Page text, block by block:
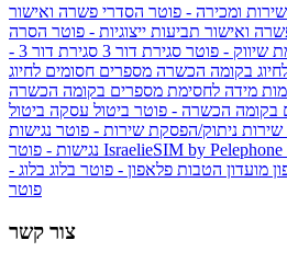
ומכירה - פוטר הסדרי פשרה ואישור
ואישור תביעות ייצוגיות - פוטר הסרה
שיווק - פוטר סגירת דור 3
סגירת דור 3 -
בקומה הכשרה מספרים חסומים לחיוג
מידה לחסימת מספרים בקומה הכשרה
בקומה הכשרה - פוטר ביטול עסקה ביטול
ניתוק/הפסקת שירות - פוטר נגישות
IsraelieSIM by Pelephone
מועדון הטבות פלאפון - פוטר בלוג בלוג -
פוטר
צור קשר